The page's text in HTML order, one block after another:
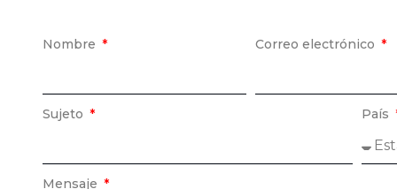
Nombre Correo electrónico
Sujeto País
Mensaje